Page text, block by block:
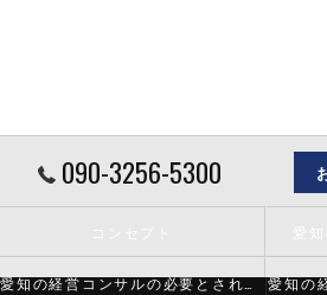
090-3256-5300
愛知の経営コンサルの必要とされる理由 愛知の